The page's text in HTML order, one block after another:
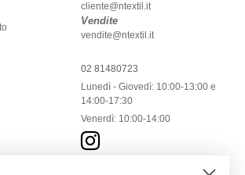
cliente@ntextil.it
Vendite
vendite@ntextil.it
02 81480723
Lunedì - Giovedì: 10:00-13:00 e
14:00-17:30
Venerdì: 10:00-14:00